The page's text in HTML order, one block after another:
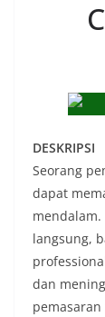
DESKRIPSI
Seorang
dapat
langsung,
dan